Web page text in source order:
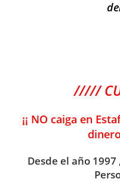
/////
¡¡ NO caiga en
Desde el año